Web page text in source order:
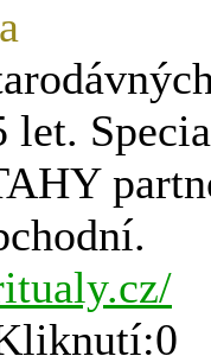
let.